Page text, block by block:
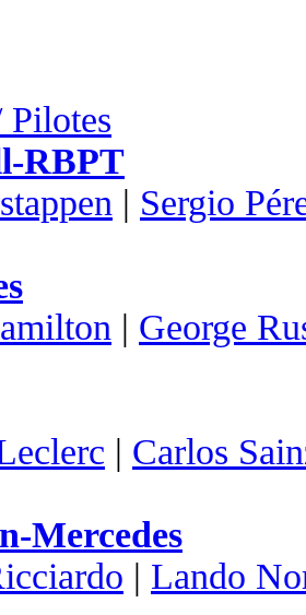
Pilotes
RBPT
| Sergio
| George
| Carlos
Mercedes
| Lando